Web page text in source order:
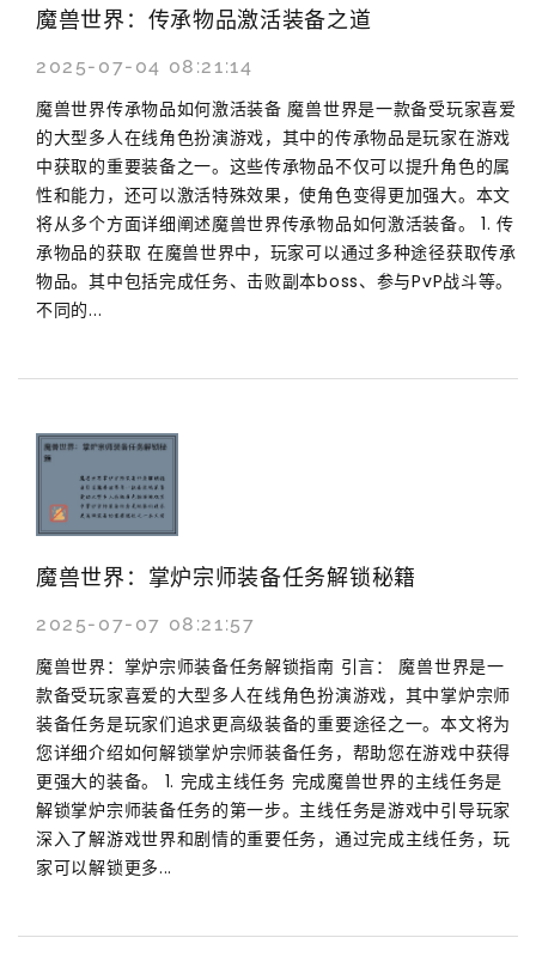
魔兽世界：传承物品激活装备之道
2025-07-04 08:21:14
魔兽世界传承物品如何激活装备 魔兽世界是一款备受玩家喜爱
的大型多人在线角色扮演游戏，其中的传承物品是玩家在游戏
中获取的重要装备之一。这些传承物品不仅可以提升角色的属
性和能力，还可以激活特殊效果，使角色变得更加强大。本文
将从多个方面详细阐述魔兽世界传承物品如何激活装备。 1. 传
承物品的获取 在魔兽世界中，玩家可以通过多种途径获取传承
物品。其中包括完成任务、击败副本boss、参与PvP战斗等。
不同的...
魔兽世界：掌炉宗师装备任务解锁秘籍
2025-07-07 08:21:57
魔兽世界：掌炉宗师装备任务解锁指南 引言： 魔兽世界是一
款备受玩家喜爱的大型多人在线角色扮演游戏，其中掌炉宗师
装备任务是玩家们追求更高级装备的重要途径之一。本文将为
您详细介绍如何解锁掌炉宗师装备任务，帮助您在游戏中获得
更强大的装备。 1. 完成主线任务 完成魔兽世界的主线任务是
解锁掌炉宗师装备任务的第一步。主线任务是游戏中引导玩家
深入了解游戏世界和剧情的重要任务，通过完成主线任务，玩
家可以解锁更多...